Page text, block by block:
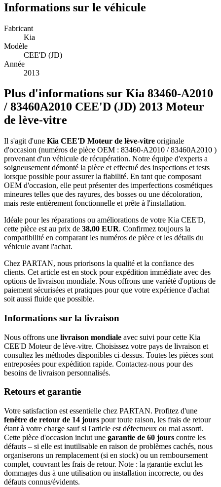
Informations sur le véhicule
Fabricant
Kia
Modèle
CEE'D (JD)
Année
2013
Plus d'informations sur Kia 83460-A2010
/ 83460A2010 CEE'D (JD) 2013 Moteur
de lève-vitre
Il s'agit d'une Kia CEE'D Moteur de lève-vitre originale
d'occasion (numéros de pièce OEM : 83460-A2010 / 83460A2010 )
provenant d'un véhicule de récupération. Notre équipe d'experts a
soigneusement démonté la pièce et effectué des inspections et tests
lorsque possible pour assurer la fiabilité. En tant que composant
OEM d'occasion, elle peut présenter des imperfections cosmétiques
mineures telles que des rayures, des bosses ou une décoloration,
mais reste entièrement fonctionnelle et prête à l'installation.
Idéale pour les réparations ou améliorations de votre Kia CEE'D,
cette pièce est au prix de 38,00 EUR. Confirmez toujours la
compatibilité en comparant les numéros de pièce et les détails du
véhicule avant l'achat.
Chez PARTAN, nous priorisons la qualité et la confiance des
clients. Cet article est en stock pour expédition immédiate avec des
options de livraison mondiale. Nous offrons une variété d'options de
paiement sécurisées et pratiques pour que votre expérience d'achat
soit aussi fluide que possible.
Informations sur la livraison
Nous offrons une livraison mondiale avec suivi pour cette Kia
CEE'D Moteur de lève-vitre. Choisissez votre pays de livraison et
consultez les méthodes disponibles ci-dessus. Toutes les pièces sont
entreposées pour expédition rapide. Contactez-nous pour des
besoins de livraison personnalisés.
Retours et garantie
Votre satisfaction est essentielle chez PARTAN. Profitez d'une
fenêtre de retour de 14 jours pour toute raison, les frais de retour
étant à votre charge sauf si l'article est défectueux ou mal assorti.
Cette pièce d'occasion inclut une garantie de 60 jours contre les
défauts – si elle est inutilisable en raison de problèmes cachés, nous
organiserons un remplacement (si en stock) ou un remboursement
complet, couvrant les frais de retour. Note : la garantie exclut les
dommages dus à une utilisation ou installation incorrecte, ou des
défauts connus/évidents.